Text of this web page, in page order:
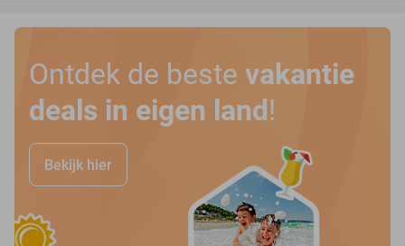
Ontdek de beste vakantie
deals in eigen land!
Bekijk hier